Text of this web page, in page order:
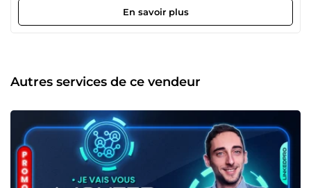
qui fonctionne et ce qui ne fonctionne pas sur LinkedIn.
Ma mission est simple : vous faire atteindre vos objectifs
Pourquoi LinkedIn est-il indispensable en 2026 ? Le
marché du travail a changé. Les entreprises recrutent
naissent, et la visibilité en ligne détermine la réputation
professionnelle. Un profil optimisé ne se contente plus
d’être un simple CV en ligne, c'est une véritable vitrine
pour vos prochaines opportunités professionnelles. En
2026, les tendances clés de LinkedIn incluent : 🔍
Recherche avancée d’emploi : Les recruteurs utilisent des
En savoir plus
Autres services de ce vendeur